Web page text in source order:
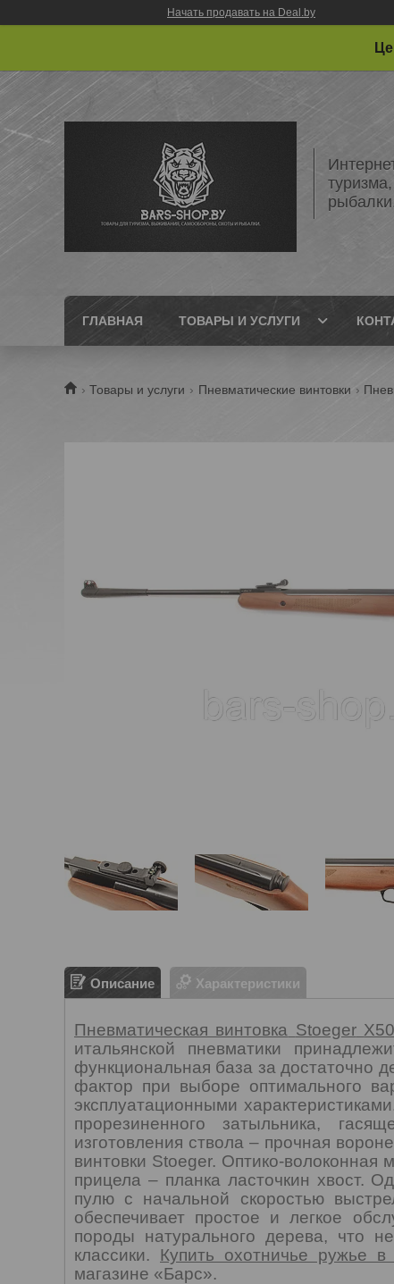
Начать продавать на Deal.by
ГЛАВНАЯ ТОВАРЫ И УСЛУГИ
Товары и услуги Пневматические винтовки
Описание Характеристики
Пневматическая винтовка Stoeger Х50
итальянской пневматики
функциональная база за достаточно
фактор при выборе оптимального
эксплуатационными
прорезиненного затыльника,
изготовления ствола – прочная
винтовки Stoeger. Оптико-волоконная
прицела – планка ласточкин хвост.
пулю с начальной скоростью
обеспечивает простое и легкое
породы натурального дерева, что
классики. Купить охотничье ружье в
магазине «Барс».